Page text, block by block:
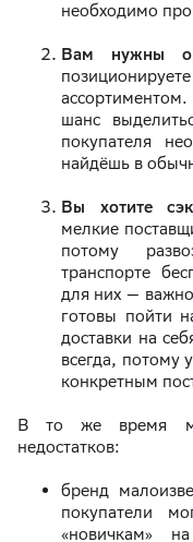
необходимо
Вам нужны
шанс
покупателя
найдёшь в
Вы хотите
мелкие
потому
транспорте
для них —
готовы пойти
доставки на
всегда, потому
конкретным
В то же время
недостатков:
бренд
покупатели
«новичкам»